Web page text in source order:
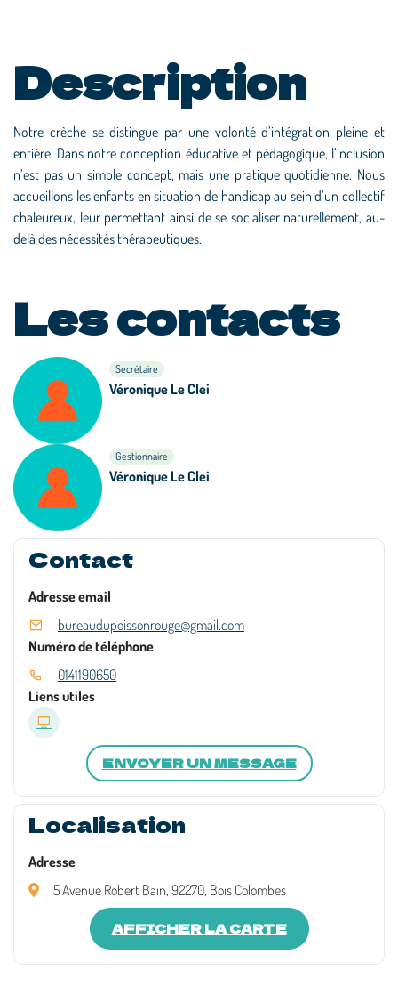
Description
Notre crèche se distingue par une volonté d’intégration pleine et
entière. Dans notre conception éducative et pédagogique, l’inclusion
n’est pas un simple concept, mais une pratique quotidienne. Nous
accueillons les enfants en situation de handicap au sein d’un collectif
chaleureux, leur permettant ainsi de se socialiser naturellement, au-
delà des nécessités thérapeutiques.
Les contacts
Secrétaire
Véronique Le Clei
Gestionnaire
Véronique Le Clei
Contact
Adresse email
bureaudupoissonrouge@gmail.com
Numéro de téléphone
0141190650
Liens utiles
ENVOYER UN MESSAGE
Localisation
Adresse
5 Avenue Robert Bain, 92270, Bois Colombes
AFFICHER LA CARTE